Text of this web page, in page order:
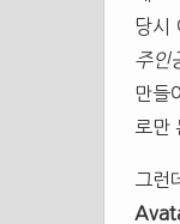
당시
주인
만들
로만
그